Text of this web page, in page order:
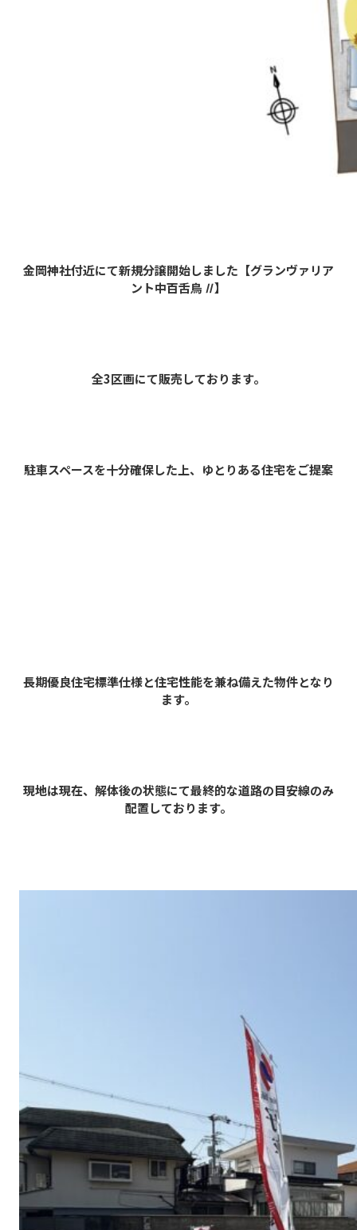
金岡神社付近にて新規分譲開始しました【グランヴァリア
ント中百舌鳥Ⅱ】
全3区画にて販売しております。
駐車スペースを十分確保した上、ゆとりある住宅をご提案
長期優良住宅標準仕様と住宅性能を兼ね備えた物件となり
ます。
現地は現在、解体後の状態にて最終的な道路の目安線のみ
配置しております。